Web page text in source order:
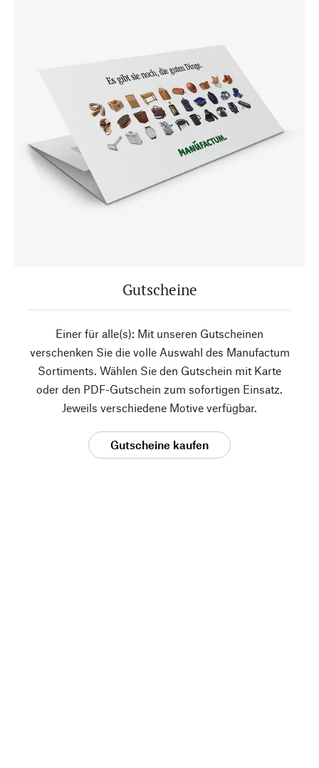
Gutscheine
Einer für alle(s): Mit unseren Gutscheinen
verschenken Sie die volle Auswahl des Manufactum
Sortiments. Wählen Sie den Gutschein mit Karte
oder den PDF-Gutschein zum sofortigen Einsatz.
Jeweils verschiedene Motive verfügbar.
Gutscheine kaufen